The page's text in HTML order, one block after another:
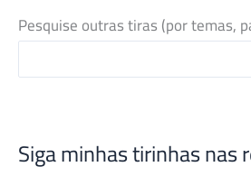
Pesquise outras tiras (por temas,
Siga minhas tirinhas nas